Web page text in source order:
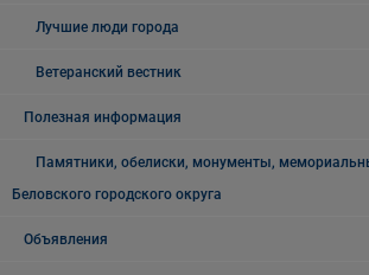
Лучшие люди города
Ветеранский вестник
Полезная информация
Памятники, обелиски, монументы,
Беловского городского округа
Объявления